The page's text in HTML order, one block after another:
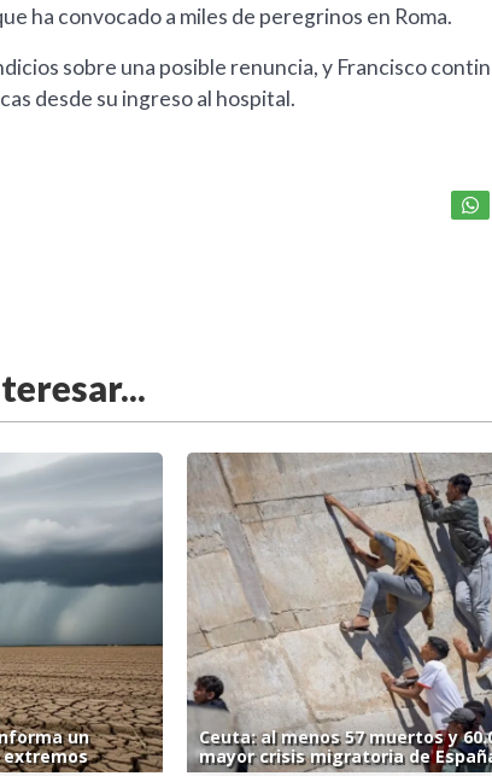
ha convocado a miles de peregrinos en Roma.
sobre una posible renuncia, y Francisco
desde su ingreso al hospital.
un
Ceuta: al menos 57 muertos y
mayor crisis migratoria de